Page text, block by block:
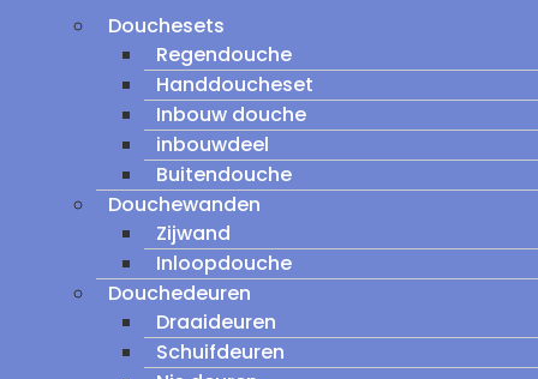
Douchesets
Regendouche
Handdoucheset
Inbouw douche
inbouwdeel
Buitendouche
Douchewanden
Zijwand
Inloopdouche
Douchedeuren
Draaideuren
Schuifdeuren